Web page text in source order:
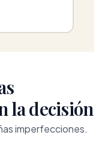
la decisión
imperfecciones.